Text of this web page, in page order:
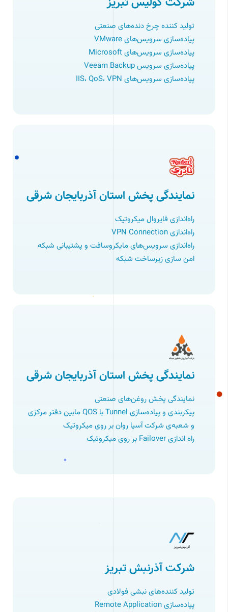
تولید کننده چرخ دنده‌های صنعتی
پیاده‌سازی سرویس‌های VMware
پیاده‌سازی سرویس‌های Microsoft
پیاده‌سازی سرویس‌ Veeam Backup
پیاده‌سازی سرویس‌های IIS، QoS، VPN
نمایندگی پخش استان آذربایجان شرقی
راه‌اﻧﺪازی ﻓﺎﯾﺮوال ﻣﯿﮑﺮوﺗﯿﮏ
راه‌اﻧﺪازی VPN Connection
راه‌اندازی سرویس‌های مایکروسافت و پشتیبانی شبکه
امن سازی زیرساخت شبکه
نمایندگی پخش استان آذربایجان شرقی
نمایندگی پخش روغن‌های صنعتی
پیکربندی و پیاده‌سازی Tunnel با QOS مابین دفتر مرکزی
و شعبه‌ی شرکت آسیا روان بر روی میکروتیک
راه اندازی Failover بر روی میکروتیک
شرکت آذرنبش تبریز
تولید کننده‌های نبشی فولادی
پیاده‌سازی Remote Application